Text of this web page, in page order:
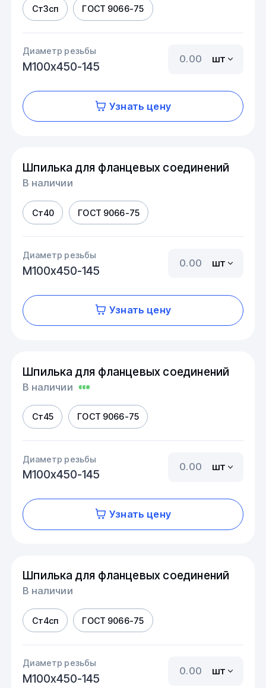
Ст3сп ГОСТ 9066-75
Диаметр резьбы
М100х450-145
шт
Узнать цену
Шпилька для фланцевых соединений
В наличии
Ст40 ГОСТ 9066-75
Диаметр резьбы
М100х450-145
шт
Узнать цену
Шпилька для фланцевых соединений
В наличии
Ст45 ГОСТ 9066-75
Диаметр резьбы
М100х450-145
шт
Узнать цену
Шпилька для фланцевых соединений
В наличии
Ст4сп ГОСТ 9066-75
Диаметр резьбы
М100х450-145
шт